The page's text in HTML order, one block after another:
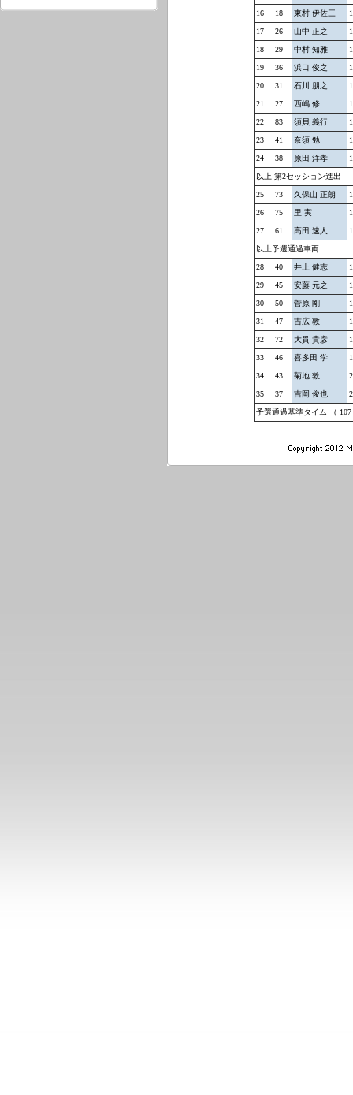
16 18 東村 伊佐三
17 26 山中 正之
18 29 中村 知雅
19 36 浜口 俊之
20 31 石川 朋之
21 27 西嶋 修
22 83 須貝 義行
23 41 奈須 勉
24 38 原田 洋孝
以上 第2セッション進出
25 73 久保山 正朗
26 75 里 実
27 61 高田 速人
以上予選通過車両:
28 40 井上 健志
29 45 安藤 元之
30 50 菅原 剛
31 47 吉広 敦
32 72 大貫 貴彦
33 46 喜多田 学
34 43 菊地 敦
35 37 吉岡 俊也
予選通過基準タイム （ 107